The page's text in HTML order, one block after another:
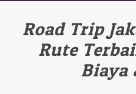
Road Trip
Rute
Biaya